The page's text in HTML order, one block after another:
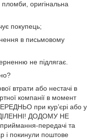
оригінальна
покупець;
в письмовому
не підлягає.
втрати або нестачі в
компанії в момент
при кур’єрі або у
ДОДОМУ НЕ
передачі та
і покинули поштове